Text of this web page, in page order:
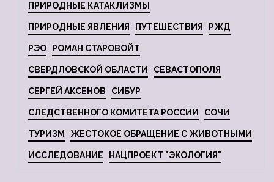
ПРИРОДНЫЕ КАТАКЛИЗМЫ
ПРИРОДНЫЕ ЯВЛЕНИЯ ПУТЕШЕСТВИЯ РЖД
РЭО РОМАН СТАРОВОЙТ
СВЕРДЛОВСКОЙ ОБЛАСТИ СЕВАСТОПОЛЯ
СЕРГЕЙ АКСЕНОВ СИБУР
СЛЕДСТВЕННОГО КОМИТЕТА РОССИИ СОЧИ
ТУРИЗМ ЖЕСТОКОЕ ОБРАЩЕНИЕ С ЖИВОТНЫМИ
ИССЛЕДОВАНИЕ НАЦПРОЕКТ "ЭКОЛОГИЯ"